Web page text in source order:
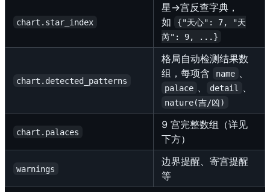
chart.star_index
星→宫反查字典，
如
{"天心": 7, "天
芮": 9, ...}
chart.detected_patterns
格局自动检测结果数
组，每项含
name
palace detail
nature(吉/凶)
chart.palaces
9 宫完整数组（详见
下方）
warnings
边界提醒、寄宫提醒
等